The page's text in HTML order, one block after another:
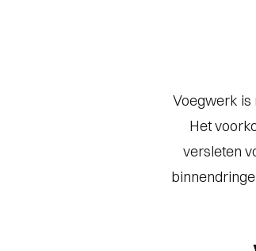
Voegwerk is
Het
versleten